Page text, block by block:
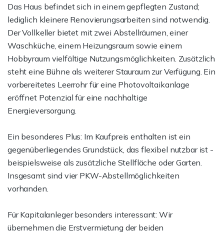
Das Haus befindet sich in einem gepflegten Zustand;
lediglich kleinere Renovierungsarbeiten sind notwendig.
Der Vollkeller bietet mit zwei Abstellräumen, einer
Waschküche, einem Heizungsraum sowie einem
Hobbyraum vielfältige Nutzungsmöglichkeiten. Zusätzlich
steht eine Bühne als weiterer Stauraum zur Verfügung. Ein
vorbereitetes Leerrohr für eine Photovoltaikanlage
eröffnet Potenzial für eine nachhaltige
Energieversorgung.
Ein besonderes Plus: Im Kaufpreis enthalten ist ein
gegenüberliegendes Grundstück, das flexibel nutzbar ist -
beispielsweise als zusätzliche Stellfläche oder Garten.
Insgesamt sind vier PKW-Abstellmöglichkeiten
vorhanden.
Für Kapitalanleger besonders interessant: Wir
übernehmen die Erstvermietung der beiden